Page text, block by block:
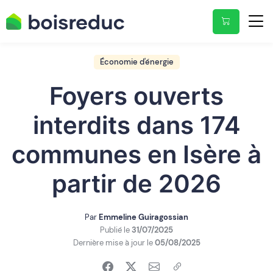
Économie d'énergie
Foyers ouverts
interdits dans 174
communes en Isère à
partir de 2026
ParEmmeline Guiragossian
Publié le31/07/2025
Dernière mise à jour le05/08/2025